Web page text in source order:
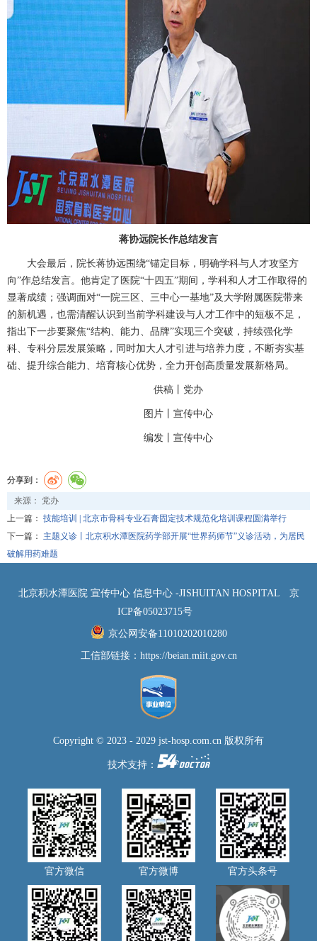
蒋协远院长作总结发言
大会最后，院长蒋协远围绕“锚定目标，明确学科与人才攻坚方
向”作总结发言。他肯定了医院“十四五”期间，学科和人才工作取得的
显著成绩；强调面对“一院三区、三中心一基地”及大学附属医院带来
的新机遇，也需清醒认识到当前学科建设与人才工作中的短板不足，
指出下一步要聚焦“结构、能力、品牌”实现三个突破，持续强化学
科、专科分层发展策略，同时加大人才引进与培养力度，不断夯实基
础、提升综合能力、培育核心优势，全力开创高质量发展新格局。
供稿丨 党办
图片丨 宣传中心
编发丨 宣传中心
分享到：
来源： 党办
上一篇： 技能培训 | 北京市骨科专业石膏固定技术规范化培训课程圆满举行
下一篇：
主题义诊丨北京积水潭医院药学部开展“世界药师节”义诊活动，为居民
破解用药难题
北京积水潭医院 宣传中心 信息中心 -JISHUITAN HOSPITAL
京
ICP备05023715号
京公网安备11010202010280
工信部链接： https://beian.miit.gov.cn
Copyright © 2023 - 2029 jst-hosp.com.cn 版权所有
技术支持：
官方微信 官方微博 官方头条号